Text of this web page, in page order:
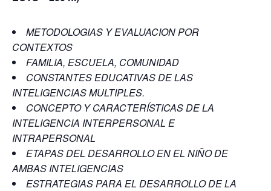
METODOLOGIAS Y EVALUACION POR
CONTEXTOS
FAMILIA, ESCUELA, COMUNIDAD
CONSTANTES EDUCATIVAS DE LAS
INTELIGENCIAS MULTIPLES.
CONCEPTO Y CARACTERÍSTICAS DE LA
INTELIGENCIA INTERPERSONAL E
INTRAPERSONAL
ETAPAS DEL DESARROLLO EN EL NIÑO DE
AMBAS INTELIGENCIAS
ESTRATEGIAS PARA EL DESARROLLO DE LA